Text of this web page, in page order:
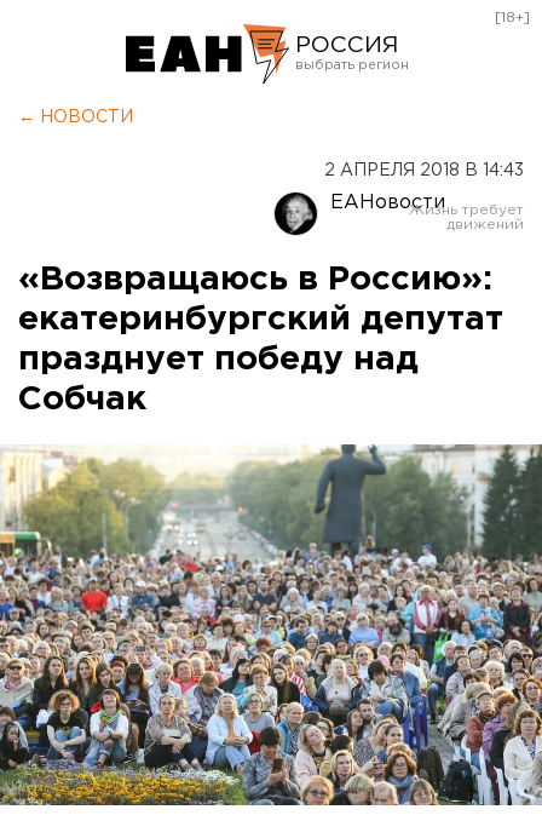
РОССИЯ
Оренбург
[18+]
← НОВОСТИ
2 АПРЕЛЯ 2018 В 14:43
ЕАНовости
«Возвращаюсь в Россию»:
екатеринбургский депутат
празднует победу над
Собчак